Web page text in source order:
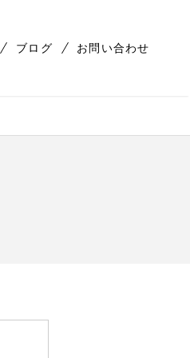
ブログ お問い合わせ